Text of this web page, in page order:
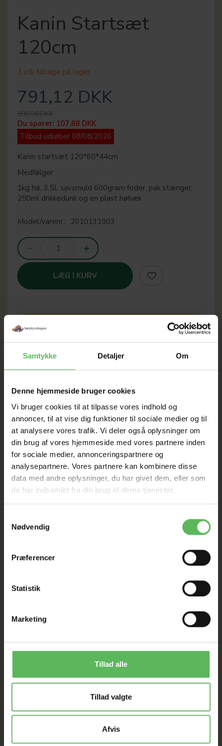
Samtykke Detaljer Om
Denne hjemmeside bruger cookies
Vi bruger cookies til at tilpasse vores indhold og
annoncer, til at vise dig funktioner til sociale medier og til
at analysere vores trafik. Vi deler også oplysninger om
din brug af vores hjemmeside med vores partnere inden
for sociale medier, annonceringspartnere og
analysepartnere. Vores partnere kan kombinere disse
data med andre oplysninger, du har givet dem, eller som
de har indsamlet fra din brug af deres tjenester.
Nødvendig
Præferencer
Statistik
Marketing
Tillad alle
Tillad valgte
Afvis
Kanin Startsæt
120cm
1 stk tilbage på lager
791,12 DKK
899,00 DKK
Du sparer: 107,88 DKK
Tilbud udløber 08/08/2026
Kanin startsæt 120*60*44cm
Medfølger
1kg hø, 3,5L savsmuld 600gram foder, pak stænger,
250ml drikkedunk og en plast høhæk
Model/varenr.: 2010131903
LÆG I KURV
SOMMER
UDSALG
TIL D. 8 AUGUST
HELE WEBSHOPPEN ER
SAT NED
Tilbud GÆLDER IKKE
I FYSISK BUTIKKERE